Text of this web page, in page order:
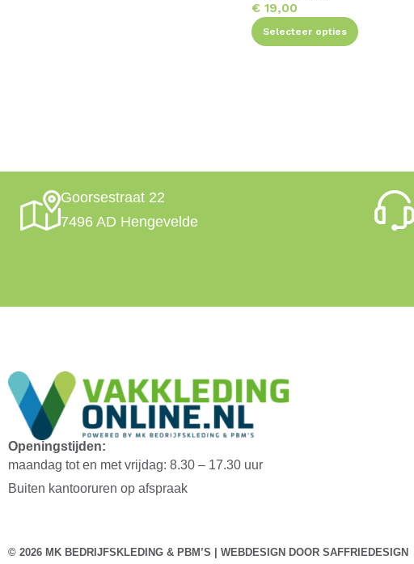
€ 19,00
Selecteer opties
Goorsestraat 22
7496 AD Hengevelde
Openingstijden:
maandag tot en met vrijdag: 8.30 – 17.30 uur
Buiten kantooruren op afspraak
© 2026 MK BEDRIJFSKLEDING & PBM’S | WEBDESIGN DOOR SAFFRIEDESIGN